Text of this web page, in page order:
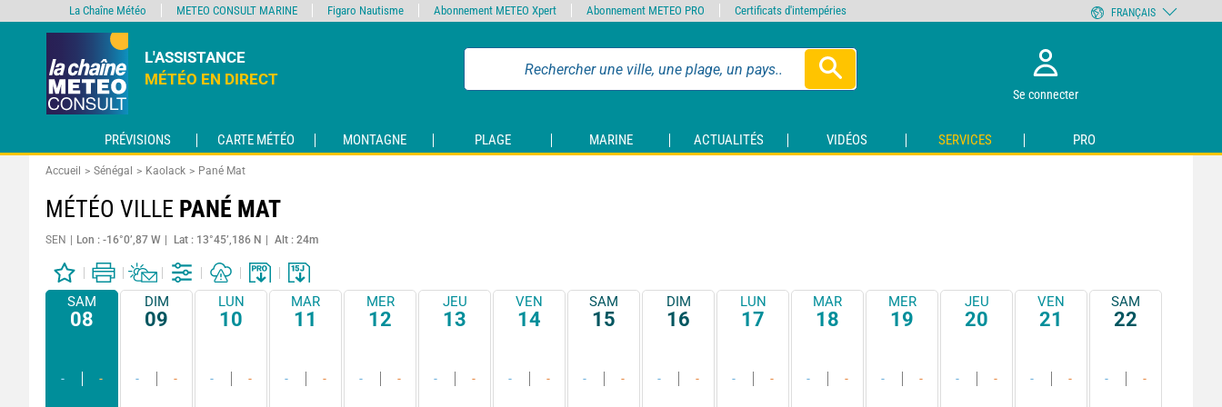
L'ASSISTANCE
MÉTÉO EN DIRECT
Se connecter
PRÉVISIONS CARTE MÉTÉO MONTAGNE PLAGE MARINE ACTUALITÉS VIDÉOS SERVICES PRO
Accueil Sénégal Kaolack Pané Mat
MÉTÉO VILLE PANÉ MAT
SEN Lon : -16°0’,87 W Lat : 13°45’,186 N Alt : 24m
SAM
08
- -
DIM
09
- -
LUN
10
- -
MAR
11
- -
MER
12
- -
JEU
13
- -
VEN
14
- -
SAM
15
- -
DIM
16
- -
LUN
17
- -
MAR
18
- -
MER
19
- -
JEU
20
- -
VEN
21
- -
SAM
22
- -
La Chaîne Météo METEO CONSULT MARINE Figaro Nautisme Abonnement METEO Xpert Abonnement METEO PRO Certificats d'intempéries FRANÇAIS